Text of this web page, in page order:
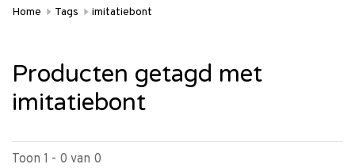
Home Tags imitatiebont
Producten getagd met
imitatiebont
Toon 1 - 0 van 0